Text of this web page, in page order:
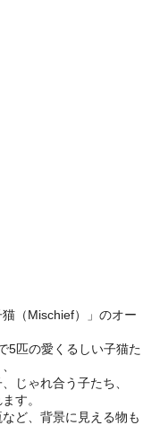
（Mischief）」のオー
5匹の愛くるしい子猫た
じゃれ合う子たち、
す。
ど、背景に見える物も